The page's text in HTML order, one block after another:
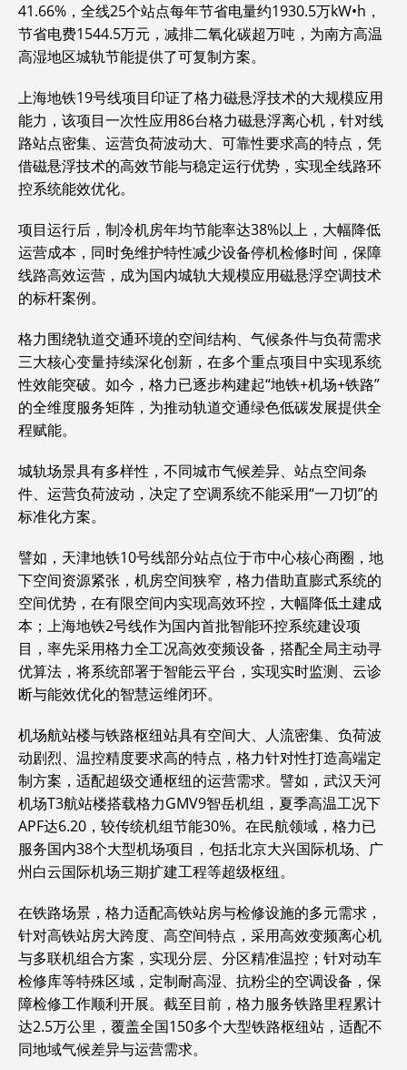
41.66%，全线25个站点每年节省电量约1930.5万kW•h，
节省电费1544.5万元，减排二氧化碳超万吨，为南方高温
高湿地区城轨节能提供了可复制方案。
上海地铁19号线项目印证了格力磁悬浮技术的大规模应用
能力，该项目一次性应用86台格力磁悬浮离心机，针对线
路站点密集、运营负荷波动大、可靠性要求高的特点，凭
借磁悬浮技术的高效节能与稳定运行优势，实现全线路环
控系统能效优化。
项目运行后，制冷机房年均节能率达38%以上，大幅降低
运营成本，同时免维护特性减少设备停机检修时间，保障
线路高效运营，成为国内城轨大规模应用磁悬浮空调技术
的标杆案例。
格力围绕轨道交通环境的空间结构、气候条件与负荷需求
三大核心变量持续深化创新，在多个重点项目中实现系统
性效能突破。如今，格力已逐步构建起“地铁+机场+铁路”
的全维度服务矩阵，为推动轨道交通绿色低碳发展提供全
程赋能。
城轨场景具有多样性，不同城市气候差异、站点空间条
件、运营负荷波动，决定了空调系统不能采用“一刀切”的
标准化方案。
譬如，天津地铁10号线部分站点位于市中心核心商圈，地
下空间资源紧张，机房空间狭窄，格力借助直膨式系统的
空间优势，在有限空间内实现高效环控，大幅降低土建成
本；上海地铁2号线作为国内首批智能环控系统建设项
目，率先采用格力全工况高效变频设备，搭配全局主动寻
优算法，将系统部署于智能云平台，实现实时监测、云诊
断与能效优化的智慧运维闭环。
机场航站楼与铁路枢纽站具有空间大、人流密集、负荷波
动剧烈、温控精度要求高的特点，格力针对性打造高端定
制方案，适配超级交通枢纽的运营需求。譬如，武汉天河
机场T3航站楼搭载格力GMV9智岳机组，夏季高温工况下
APF达6.20，较传统机组节能30%。在民航领域，格力已
服务国内38个大型机场项目，包括北京大兴国际机场、广
州白云国际机场三期扩建工程等超级枢纽。
在铁路场景，格力适配高铁站房与检修设施的多元需求，
针对高铁站房大跨度、高空间特点，采用高效变频离心机
与多联机组合方案，实现分层、分区精准温控；针对动车
检修库等特殊区域，定制耐高湿、抗粉尘的空调设备，保
障检修工作顺利开展。截至目前，格力服务铁路里程累计
达2.5万公里，覆盖全国150多个大型铁路枢纽站，适配不
同地域气候差异与运营需求。